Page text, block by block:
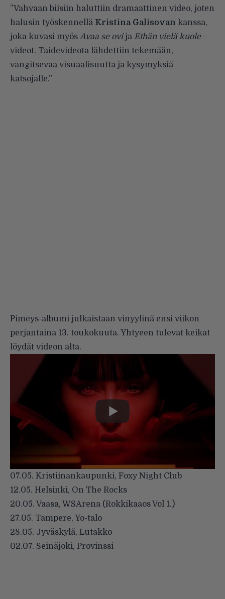
”Vahvaan biisiin haluttiin dramaattinen video, joten
halusin työskennellä Kristina Galisovan kanssa,
joka kuvasi myös Avaa se ovija Ethän vielä kuole-
videot. Taidevideota lähdettiin tekemään,
vangitsevaa visuaalisuutta ja kysymyksiä
katsojalle.”
Pimeys-albumi julkaistaan vinyylinä ensi viikon
perjantaina 13. toukokuuta. Yhtyeen tulevat keikat
löydät videon alta.
07.05. Kristiinankaupunki, Foxy Night Club
12.05. Helsinki, On The Rocks
20.05. Vaasa, WSArena (Rokkikaaos Vol 1.)
27.05. Tampere, Yo-talo
28.05. Jyväskylä, Lutakko
02.07. Seinäjoki, Provinssi